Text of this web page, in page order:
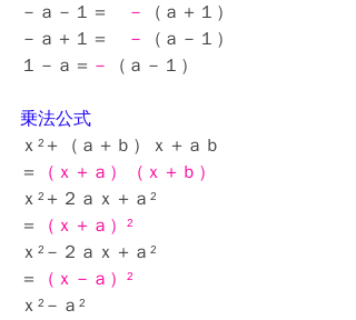
－ａ－１＝
－
（ａ＋１）
－ａ＋１＝
－
（ａ－１）
１－ａ＝ － （ａ－１）
乗法公式
ｘ²＋（ａ＋ｂ）ｘ＋ａｂ
＝
（ｘ＋ａ）（ｘ＋ｂ）
ｘ²＋２ａｘ＋ａ²
＝
（ｘ＋ａ）²
ｘ²－２ａｘ＋ａ²
＝
（ｘ－ａ）²
ｘ²－ａ²